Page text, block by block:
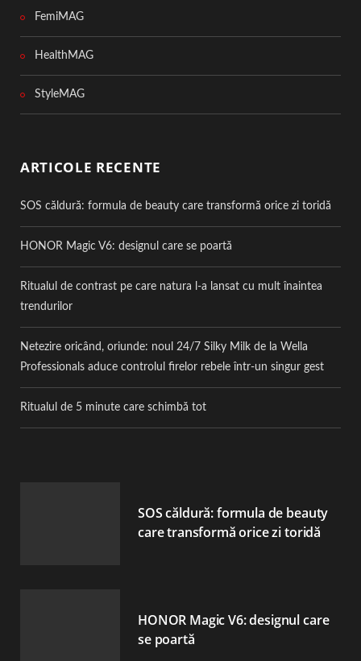
FemiMAG
HealthMAG
StyleMAG
ARTICOLE RECENTE
SOS căldură: formula de beauty care transformă orice zi toridă
HONOR Magic V6: designul care se poartă
Ritualul de contrast pe care natura l-a lansat cu mult înaintea
trendurilor
Netezire oricând, oriunde: noul 24/7 Silky Milk de la Wella
Professionals aduce controlul firelor rebele într-un singur gest
Ritualul de 5 minute care schimbă tot
SOS căldură: formula de beauty
care transformă orice zi toridă
HONOR Magic V6: designul care
se poartă